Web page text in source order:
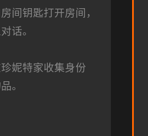
间钥匙打开房间，
话。
妮特家收集身份
。